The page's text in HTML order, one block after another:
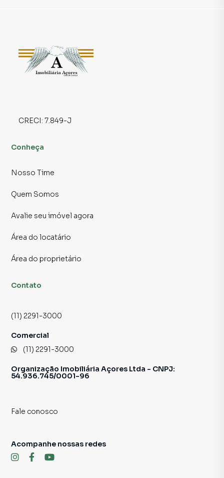
constante de pessoas é uma garantia de visibilidade e
sucesso. 🏙️🚶‍♂️
oferece as condições ideais para você começar a faturar
Não perca tempo! Essa é a oportunidade perfeita para
e sinta a energia desse espaço! 🏃‍♀️📞
Para obter informações adicionais, agendar uma visita ou
discutir os detalhes, não hesite em entrar em contato
11 2291-3000
Sujeito a alteração sem aviso prévio.
CRECI: 7.849-J
Conheça
Nosso Time
Quem Somos
Avalie seu imóvel agora
Área do locatário
Área do proprietário
Contato
(11) 2291-3000
Comercial
(11) 2291-3000
Organização Imobiliária Açores Ltda - CNPJ:
54.936.745/0001-96
Fale conosco
Acompanhe nossas redes